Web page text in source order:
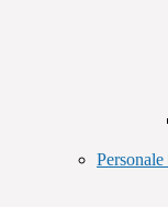
Personale